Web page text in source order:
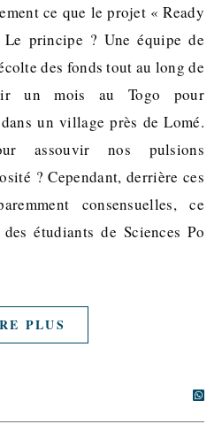
ce que le projet « Ready
principe ? Une équipe de
des fonds tout au long de
un mois au Togo pour
un village près de Lomé.
assouvir nos pulsions
? Cependant, derrière ces
consensuelles, ce
étudiants de Sciences Po
PLUS